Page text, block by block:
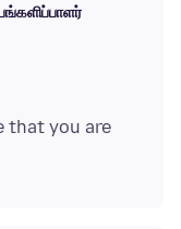
that you are